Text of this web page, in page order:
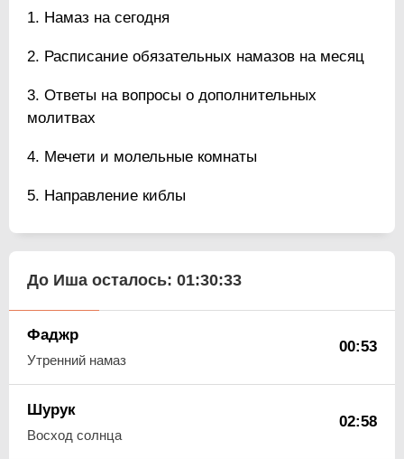
Намаз на сегодня
Расписание обязательных намазов на месяц
Ответы на вопросы о дополнительных
молитвах
Мечети и молельные комнаты
Направление киблы
До Иша осталось: 01:30:32
Фаджр
Утренний намаз
00:53
Шурук
Восход солнца
02:58